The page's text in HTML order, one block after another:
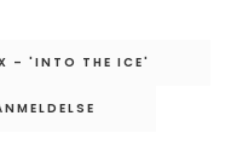
– 'INTO THE ICE'